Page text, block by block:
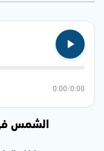
0:00
/
0:00
الشمس في